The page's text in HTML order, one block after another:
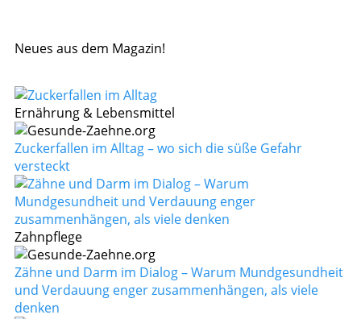
Neues aus dem Magazin!
Ernährung & Lebensmittel
Zuckerfallen im Alltag – wo sich die süße Gefahr
versteckt
Zahnpflege
Zähne und Darm im Dialog – Warum Mundgesundheit
und Verdauung enger zusammenhängen, als viele
denken